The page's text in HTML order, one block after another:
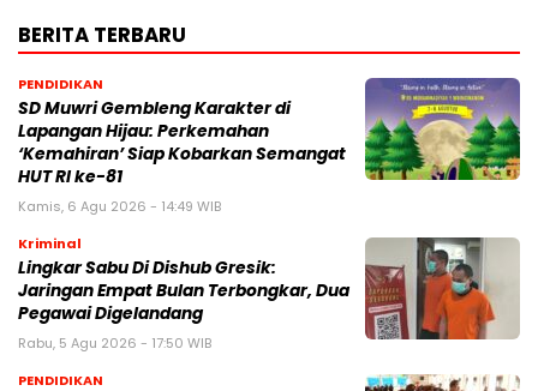
BERITA TERBARU
PENDIDIKAN
SD Muwri Gembleng Karakter di
Lapangan Hijau: Perkemahan
‘Kemahiran’ Siap Kobarkan Semangat
HUT RI ke-81
Kamis, 6 Agu 2026 - 14:49 WIB
Kriminal
Lingkar Sabu Di Dishub Gresik:
Jaringan Empat Bulan Terbongkar, Dua
Pegawai Digelandang
Rabu, 5 Agu 2026 - 17:50 WIB
PENDIDIKAN